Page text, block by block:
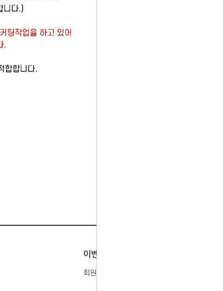
이벤트
회원등급제